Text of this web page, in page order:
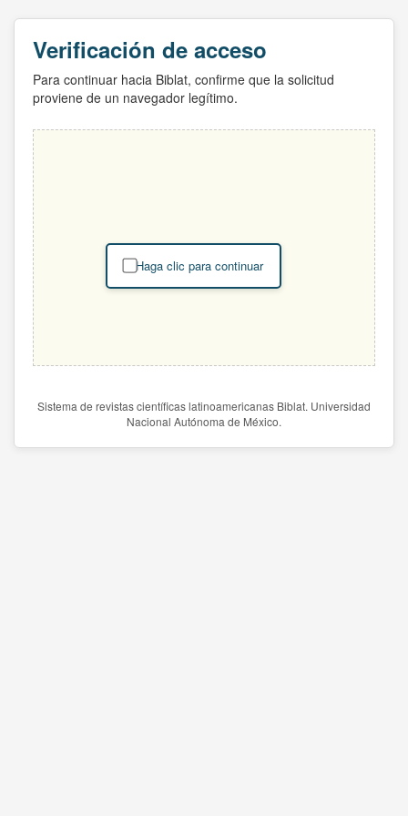
Verificación de acceso
Para continuar hacia Biblat, confirme que la solicitud
proviene de un navegador legítimo.
Haga clic para continuar
Sistema de revistas científicas latinoamericanas Biblat. Universidad
Nacional Autónoma de México.